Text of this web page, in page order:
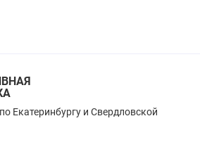
Екатеринбургу и Свердловской